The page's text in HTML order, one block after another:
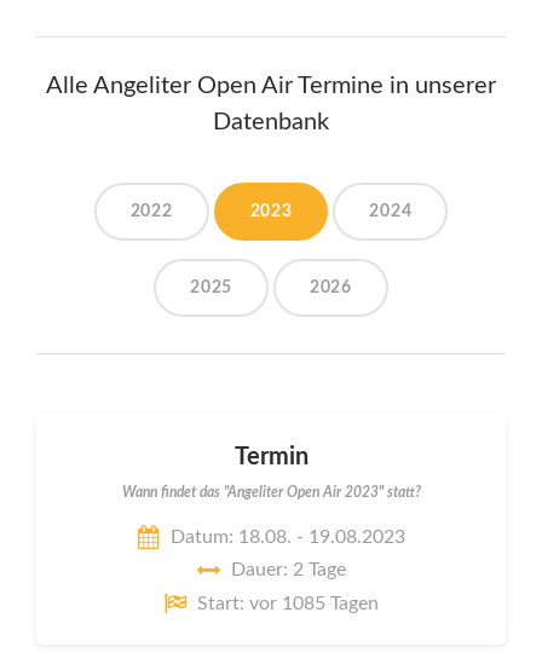
Alle Angeliter Open Air Termine in unserer
Datenbank
2022 2023 2024
2025 2026
Termin
Wann findet das "Angeliter Open Air 2023" statt?
Datum: 18.08. - 19.08.2023
Dauer: 2 Tage
Start: vor 1085 Tagen